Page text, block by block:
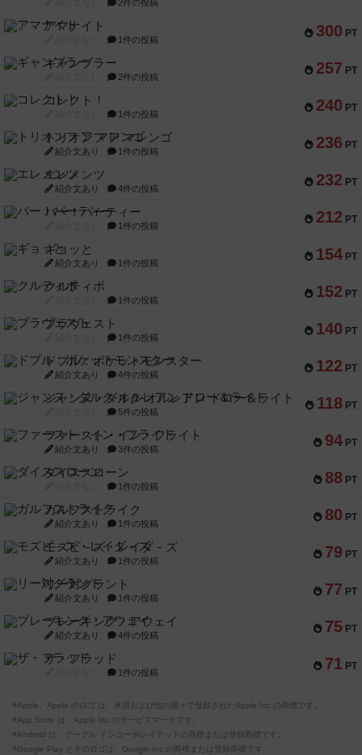
2件の投稿
300 PT
アマナイト
1件の投稿
257 PT
ギャンブラー
2件の投稿
240 PT
コレクト！
1件の投稿
236 PT
トリオンフ ア マレンゴ
紹介文あり 1件の投稿
232 PT
エレメンツ
紹介文あり 4件の投稿
212 PT
バー！パーティー
1件の投稿
154 PT
ギョッと
紹介文あり 1件の投稿
152 PT
クルティボ
1件の投稿
140 PT
ブラヴェスト
1件の投稿
122 PT
ドブル：ポケットモンスター
紹介文あり 4件の投稿
118 PT
ジャンヌ・ダルク-オルレアン ドロー＆ライト
5件の投稿
94 PT
ファースト・イン・フライト
紹介文あり 3件の投稿
88 PT
ダイススローン
1件の投稿
80 PT
ガルフストライク
紹介文あり 1件の投稿
79 PT
モズビ－ズ・レイダ－ズ
紹介文あり 1件の投稿
77 PT
リー対グラント
紹介文あり 1件の投稿
75 PT
ブレーキング・アウェイ
紹介文あり 4件の投稿
71 PT
ザ・フラッド
1件の投稿
※Apple、Apple のロゴ は、米国および他の国々で登録されたApple Inc.の商標です。
※App Store は、Apple Inc.のサービスマークです。
※Android は、グーグル インコーポレイテッドの商標または登録商標です。
※Google Play とそのロゴは、Google Inc.の商標または登録商標です。